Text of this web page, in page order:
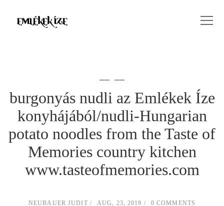
burgonyás nudli az Emlékek Íze
konyhájából/nudli-Hungarian
potato noodles from the Taste of
Memories country kitchen
www.tasteofmemories.com
NEUBAUER JUDIT AUG, 23, 2019 0 COMMENTS